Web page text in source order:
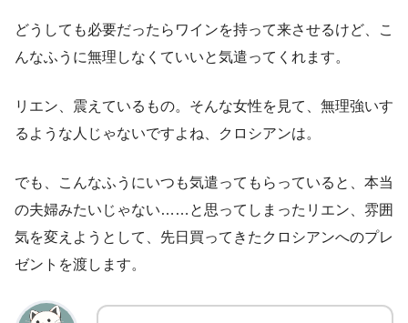
どうしても必要だったらワインを持って来させるけど、こ
んなふうに無理しなくていいと気遣ってくれます。
リエン、震えているもの。そんな女性を見て、無理強いす
るような人じゃないですよね、クロシアンは。
でも、こんなふうにいつも気遣ってもらっていると、本当
の夫婦みたいじゃない……と思ってしまったリエン、雰囲
気を変えようとして、先日買ってきたクロシアンへのプレ
ゼントを渡します。